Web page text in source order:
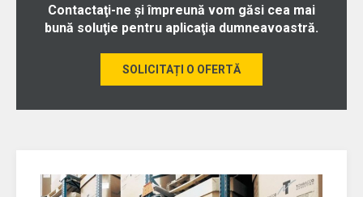
Contactaţi-ne şi împreună vom găsi cea mai
bună soluţie pentru aplicaţia dumneavoastră.
SOLICITAȚI O OFERTĂ